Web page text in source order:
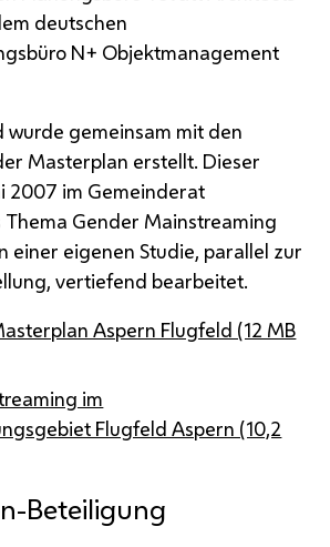
deutschen
N+ Objektmanagement
wurde gemeinsam mit den
Masterplan erstellt. Dieser
2007 im Gemeinderat
Thema Gender Mainstreaming
einer eigenen Studie, parallel zur
vertiefend bearbeitet.
Aspern Flugfeld (12 MB
im
Flugfeld Aspern (10,2
Beteiligung